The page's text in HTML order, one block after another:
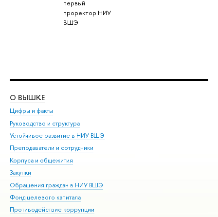
первый
проректор НИУ
ВШЭ
О ВЫШКЕ
Цифры и факты
Руководство и структура
Устойчивое развитие в НИУ ВШЭ
Преподаватели и сотрудники
Корпуса и общежития
Закупки
Обращения граждан в НИУ ВШЭ
Фонд целевого капитала
Противодействие коррупции